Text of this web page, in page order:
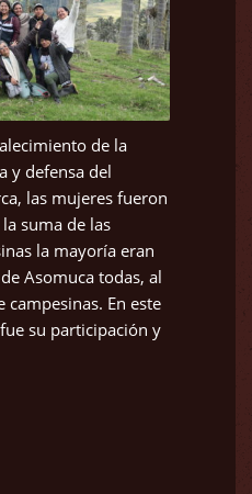
de la
y defensa del
las mujeres fueron
suma de las
la mayoría eran
Asomuca todas, al
campesinas. En este
su participación y